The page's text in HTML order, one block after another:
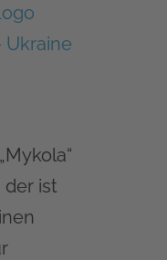
Ukraine
ist